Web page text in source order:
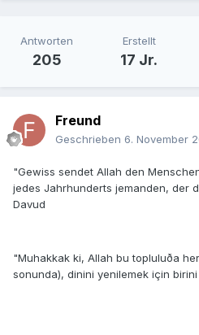
Antworten
205
Erstellt
17 Jr.
Freund
Geschrieben 6. November
"Gewiss sendet Allah den
jedes Jahrhunderts jemanden, der
Davud
"Muhakkak ki, Allah bu topluluða
sonunda), dinini yenilemek için